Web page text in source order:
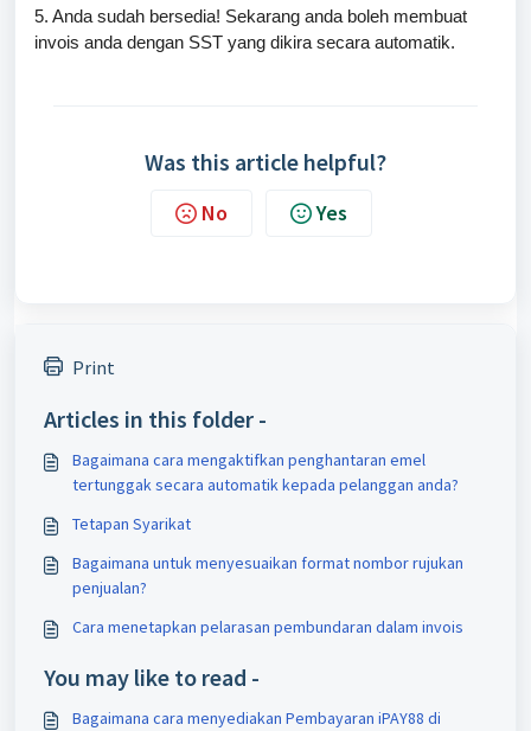
5. Anda sudah bersedia! Sekarang anda boleh membuat
invois anda dengan SST yang dikira secara automatik.
Was this article helpful?
No Yes
Print
Articles in this folder -
Bagaimana cara mengaktifkan penghantaran emel
tertunggak secara automatik kepada pelanggan anda?
Tetapan Syarikat
Bagaimana untuk menyesuaikan format nombor rujukan
penjualan?
Cara menetapkan pelarasan pembundaran dalam invois
You may like to read -
Bagaimana cara menyediakan Pembayaran iPAY88 di